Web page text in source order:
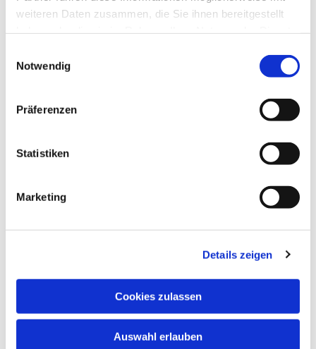
weiteren Daten zusammen, die Sie ihnen bereitgestellt
Notwendig
Präferenzen
Statistiken
Marketing
Details zeigen
Cookies zulassen
Auswahl erlauben
Dies könnte Sie auch
interessieren